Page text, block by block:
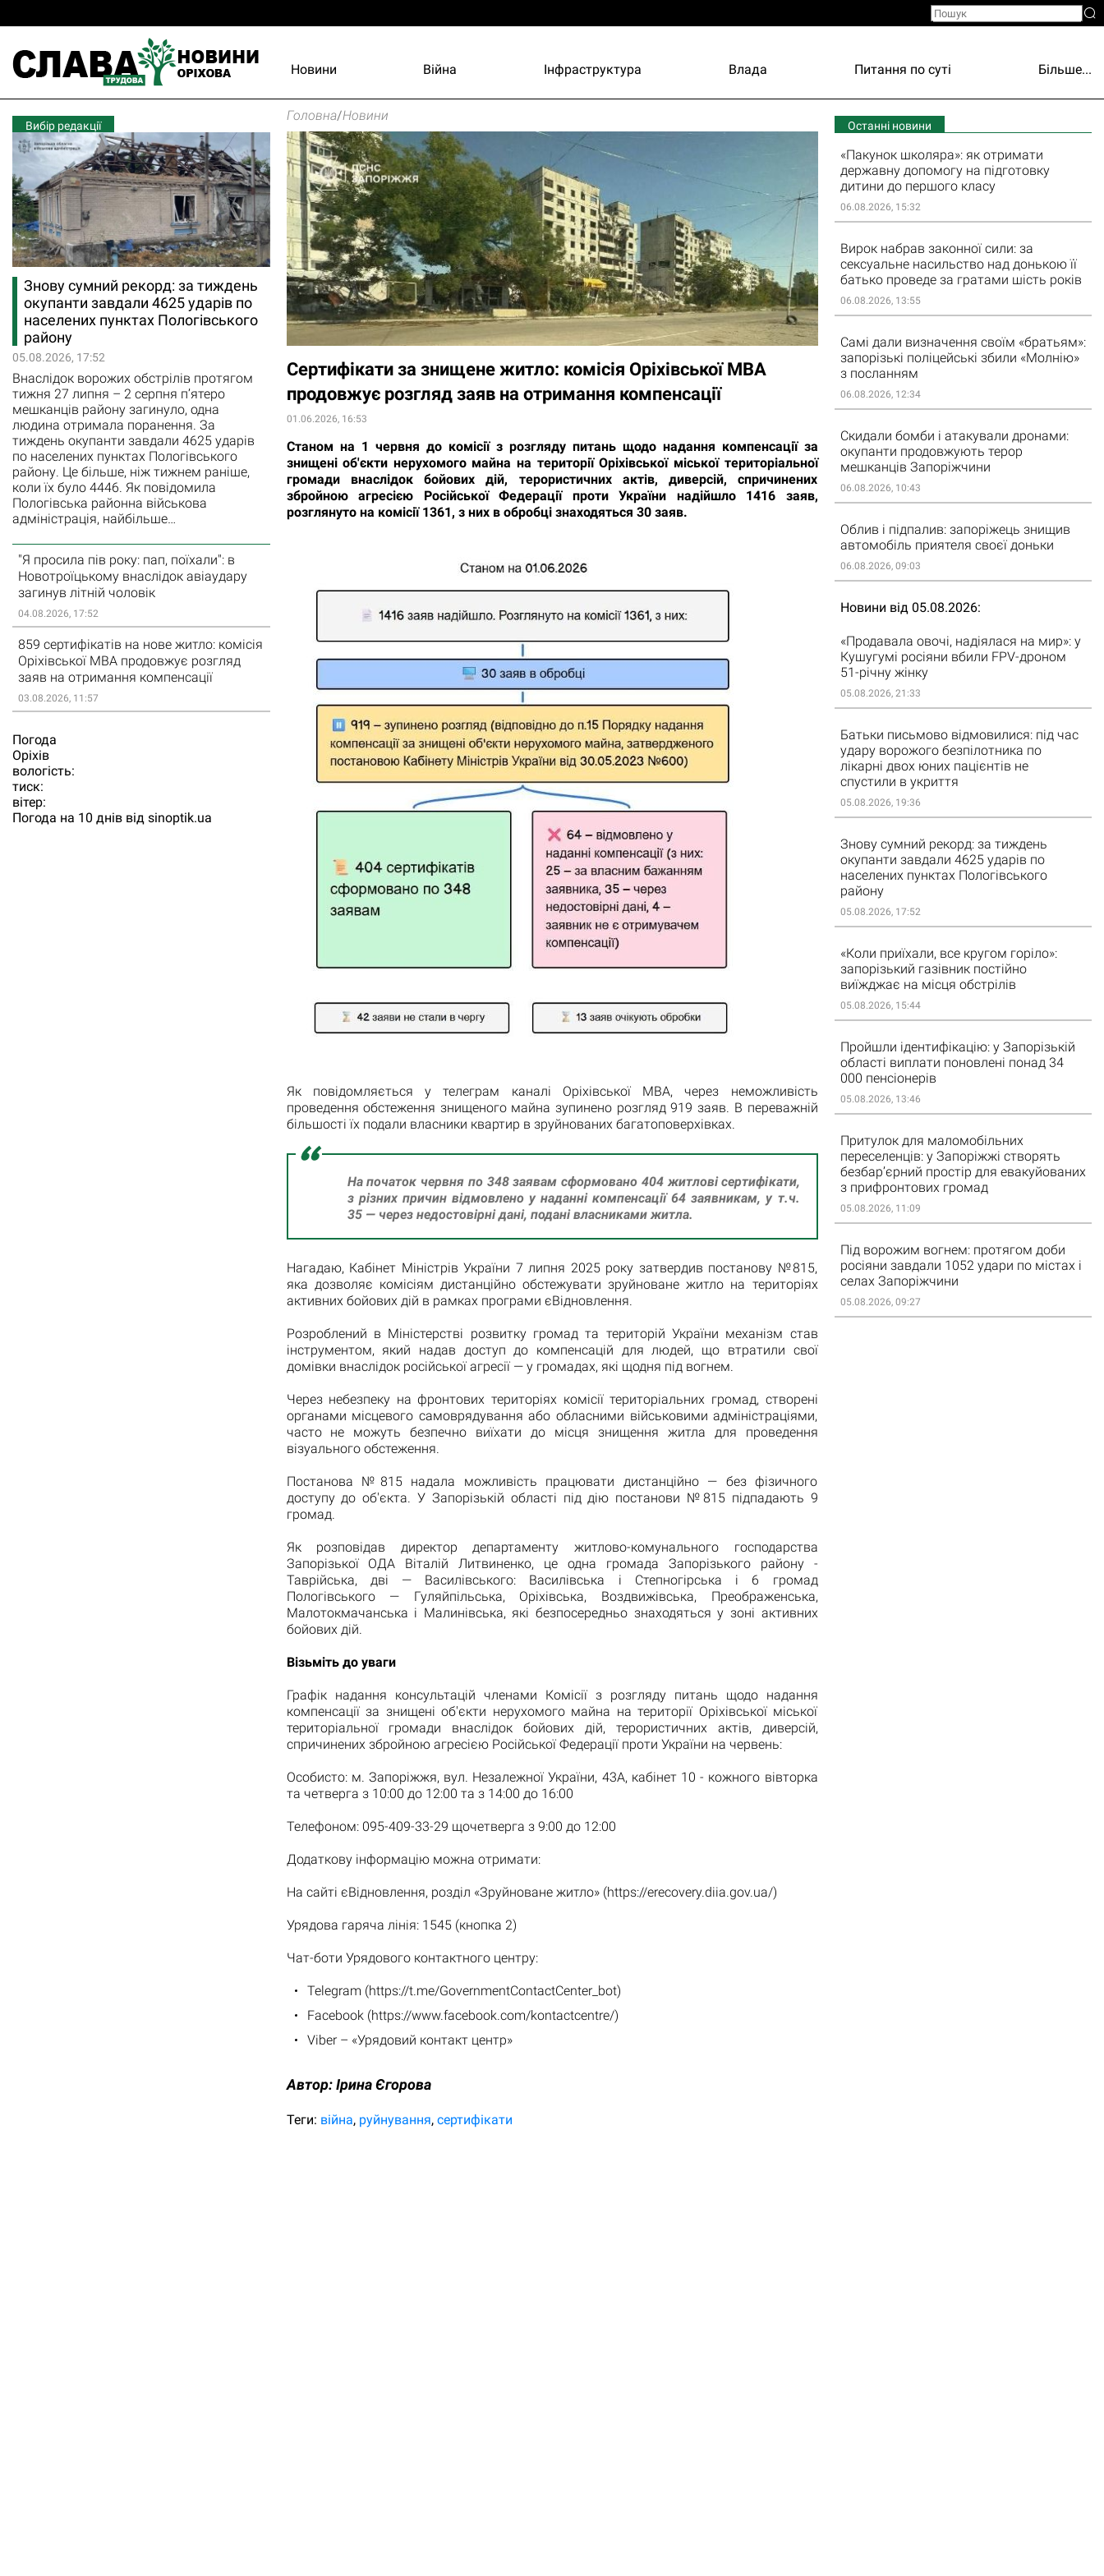
Новини Війна Інфраструктура Влада Питання по суті Більше...
Вибір редакції
Знову сумний рекорд: за тиждень
окупанти завдали 4625 ударів по
населених пунктах Пологівського
району
05.08.2026, 17:52
Внаслідок ворожих обстрілів протягом
тижня 27 липня – 2 серпня п’ятеро
мешканців району загинуло, одна
людина отримала поранення. За
тиждень окупанти завдали 4625 ударів
по населених пунктах Пологівського
району. Це більше, ніж тижнем раніше,
коли їх було 4446. Як повідомила
Пологівська районна військова
адміністрація, найбільше…
"Я просила пів року: пап, поїхали": в
Новотроїцькому внаслідок авіаудару
загинув літній чоловік
04.08.2026, 17:52
859 сертифікатів на нове житло: комісія
Оріхівської МВА продовжує розгляд
заяв на отримання компенсації
03.08.2026, 11:57
Погода
Орiхiв
вологість:
тиск:
вітер:
Погода на 10 днів від sinoptik.ua
Головна/Новини
Сертифікати за знищене житло: комісія Оріхівської МВА
продовжує розгляд заяв на отримання компенсації
01.06.2026, 16:53
Станом на 1 червня до комісії з розгляду питань щодо надання компенсації за
знищені об'єкти нерухомого майна на території Оріхівської міської територіальної
громади внаслідок бойових дій, терористичних актів, диверсій, спричинених
збройною агресією Російської Федерації проти України надійшло 1416 заяв,
розглянуто на комісії 1361, з них в обробці знаходяться 30 заяв.
Як повідомляється у телеграм каналі Оріхівської МВА, через неможливість
проведення обстеження знищеного майна зупинено розгляд 919 заяв. В переважній
більшості їх подали власники квартир в зруйнованих багатоповерхівках.
На початок червня по 348 заявам сформовано 404 житлові сертифікати,
з різних причин відмовлено у наданні компенсації 64 заявникам, у т.ч.
35 — через недостовірні дані, подані власниками житла.
Нагадаю, Кабінет Міністрів України 7 липня 2025 року затвердив постанову №815,
яка дозволяє комісіям дистанційно обстежувати зруйноване житло на територіях
активних бойових дій в рамках програми єВідновлення.
Розроблений в Міністерстві розвитку громад та територій України механізм став
інструментом, який надав доступ до компенсацій для людей, що втратили свої
домівки внаслідок російської агресії — у громадах, які щодня під вогнем.
Через небезпеку на фронтових територіях комісії територіальних громад, створені
органами місцевого самоврядування або обласними військовими адміністраціями,
часто не можуть безпечно виїхати до місця знищення житла для проведення
візуального обстеження.
Постанова №815 надала можливість працювати дистанційно — без фізичного
доступу до об'єкта. У Запорізькій області під дію постанови №815 підпадають 9
громад.
Як розповідав директор департаменту житлово-комунального господарства
Запорізької ОДА Віталій Литвиненко, це одна громада Запорізького району -
Таврійська, дві — Василівського: Василівська і Степногірська і 6 громад
Пологівського — Гуляйпільська, Оріхівська, Воздвижівська, Преображенська,
Малотокмачанська і Малинівська, які безпосередньо знаходяться у зоні активних
бойових дій.
Візьміть до уваги
Графік надання консультацій членами Комісії з розгляду питань щодо надання
компенсації за знищені об'єкти нерухомого майна на території Оріхівської міської
територіальної громади внаслідок бойових дій, терористичних актів, диверсій,
спричинених збройною агресією Російської Федерації проти України на червень:
Особисто: м. Запоріжжя, вул. Незалежної України, 43А, кабінет 10 - кожного вівторка
та четверга з 10:00 до 12:00 та з 14:00 до 16:00
Телефоном: 095-409-33-29 щочетверга з 9:00 до 12:00
Додаткову інформацію можна отримати:
На сайті єВідновлення, розділ «Зруйноване житло» (https://erecovery.diia.gov.ua/)
Урядова гаряча лінія: 1545 (кнопка 2)
Чат-боти Урядового контактного центру:
Telegram (https://t.me/GovernmentContactCenter_bot)
Facebook (https://www.facebook.com/kontactcentre/)
Viber – «Урядовий контакт центр»
Автор:Ірина Єгорова
Теги: війна руйнування сертифікати
Останні новини
«Пакунок школяра»: як отримати
державну допомогу на підготовку
дитини до першого класу
06.08.2026, 15:32
Вирок набрав законної сили: за
сексуальне насильство над донькою її
батько проведе за гратами шість років
06.08.2026, 13:55
Самі дали визначення своїм «братьям»:
запорізькі поліцейські збили «Молнію»
з посланням
06.08.2026, 12:34
Скидали бомби і атакували дронами:
окупанти продовжують терор
мешканців Запоріжчини
06.08.2026, 10:43
Облив і підпалив: запоріжець знищив
автомобіль приятеля своєї доньки
06.08.2026, 09:03
Новини від 05.08.2026
«Продавала овочі, надіялася на мир»: у
Кушугумі росіяни вбили FPV-дроном
51-річну жінку
05.08.2026, 21:33
Батьки письмово відмовилися: під час
удару ворожого безпілотника по
лікарні двох юних пацієнтів не
спустили в укриття
05.08.2026, 19:36
Знову сумний рекорд: за тиждень
окупанти завдали 4625 ударів по
населених пунктах Пологівського
району
05.08.2026, 17:52
«Коли приїхали, все кругом горіло»:
запорізький газівник постійно
виїжджає на місця обстрілів
05.08.2026, 15:44
Пройшли ідентифікацію: у Запорізькій
області виплати поновлені понад 34
000 пенсіонерів
05.08.2026, 13:46
Притулок для маломобільних
переселенців: у Запоріжжі створять
безбар’єрний простір для евакуйованих
з прифронтових громад
05.08.2026, 11:09
Під ворожим вогнем: протягом доби
росіяни завдали 1052 удари по містах і
селах Запоріжчини
05.08.2026, 09:27